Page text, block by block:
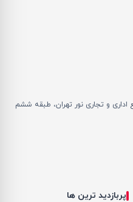
اداری و تجاری نور تهران، طبقه ششم
پربازدید ترین ها